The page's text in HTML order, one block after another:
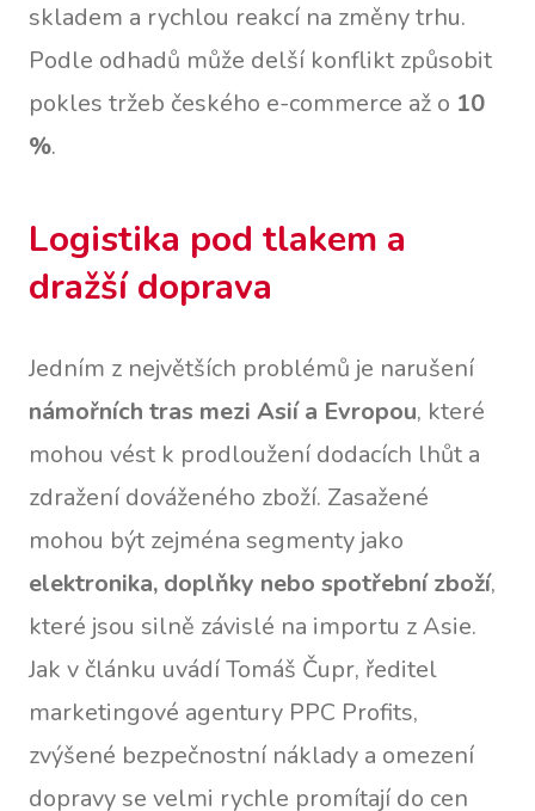
skladem a rychlou reakcí na změny trhu.
Podle odhadů může delší konflikt způsobit
pokles tržeb českého e-commerce až o 10
%.
Logistika pod tlakem a
dražší doprava
Jedním z největších problémů je narušení
námořních tras mezi Asií a Evropou, které
mohou vést k prodloužení dodacích lhůt a
zdražení dováženého zboží. Zasažené
mohou být zejména segmenty jako
elektronika, doplňky nebo spotřební zboží,
které jsou silně závislé na importu z Asie.
Jak v článku uvádí Tomáš Čupr, ředitel
marketingové agentury PPC Profits,
zvýšené bezpečnostní náklady a omezení
dopravy se velmi rychle promítají do cen